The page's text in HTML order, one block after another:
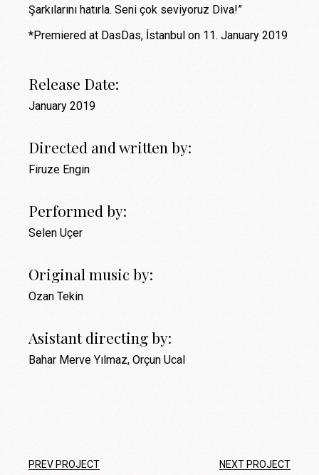
Şarkılarını hatırla. Seni çok seviyoruz Diva!”
*Premiered at DasDas, İstanbul on 11. January 2019
Release Date:
January 2019
Directed and written by:
Firuze Engin
Performed by:
Selen Uçer
Original music by:
Ozan Tekin
Asistant directing by:
Bahar Merve Yılmaz, Orçun Ucal
PREV PROJECT NEXT PROJECT